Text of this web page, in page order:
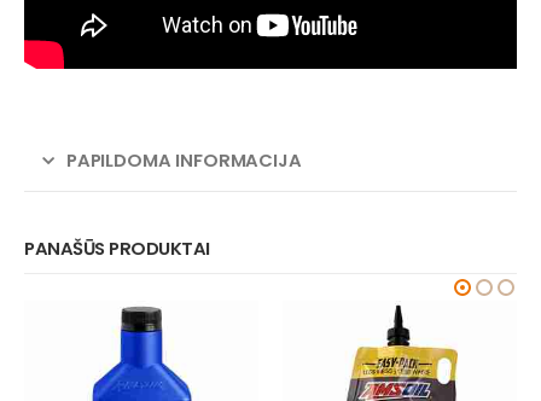
PAPILDOMA INFORMACIJA
PANAŠŪS PRODUKTAI